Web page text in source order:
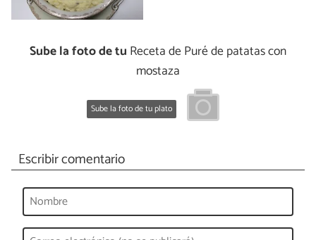
Sube la foto de tu Receta de Puré de patatas con
mostaza
Sube la foto de tu plato
Escribir comentario